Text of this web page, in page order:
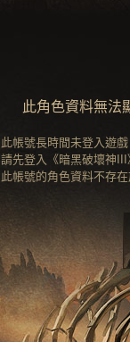
此角色資料無法
此帳號長時間未登入遊
請先登入《暗黑破壞神III
此帳號的角色資料不存